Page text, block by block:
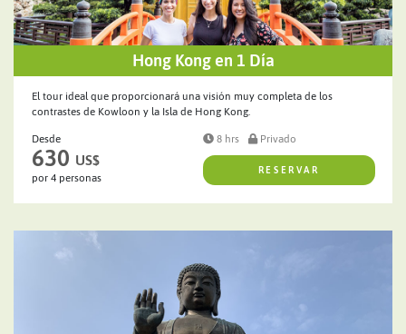
Hong Kong en 1 Día
El tour ideal que proporcionará una visión muy completa de los
contrastes de Kowloon y la Isla de Hong Kong.
Desde
630 US$
por 4 personas
8 hrs Privado
RESERVAR